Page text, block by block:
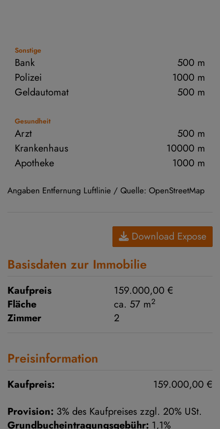
Sonstige
Bank
500 m
Polizei
1000 m
Geldautomat
500 m
Gesundheit
Arzt
500 m
Krankenhaus
10000 m
Apotheke
1000 m
Angaben Entfernung Luftlinie / Quelle: OpenStreetMap
Download Expose
Basisdaten zur Immobilie
Kaufpreis
159.000,00 €
Fläche
ca. 57 m2
Zimmer 2
Preisinformation
Kaufpreis:
159.000,00 €
Provision: 3% des Kaufpreises zzgl. 20% USt.
Grundbucheintragungsgebühr: 1,1%